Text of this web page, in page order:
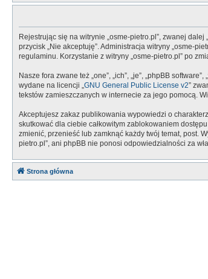
Rejestrując się na witrynie „osme-pietro.pl”, zwanej
przycisk „Nie akceptuję”. Administracja witryny „osme-
regulaminu. Korzystanie z witryny „osme-pietro.pl” po
Nasze fora zwane też „one”, „ich”, „je”, „phpBB
wydane na licencji „GNU General Public License v2”
tekstów zamieszczanych w internecie za jego pomocą.
Akceptujesz zakaz publikowania wypowiedzi o
skutkować dla ciebie całkowitym zablokowaniem
zmienić, przenieść lub zamknąć każdy twój temat, post.
pietro.pl”, ani phpBB nie ponosi odpowiedzialności za
Strona główna